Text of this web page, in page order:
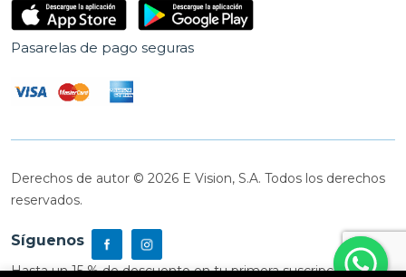
Pasarelas de pago seguras
Derechos de autor © 2026 E Vision, S.A. Todos los derechos
reservados.
Síguenos
Hasta un 15 % de descuento en tu primera suscripción